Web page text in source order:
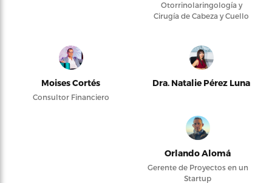
Otorrinolaringología y
Cirugía de Cabeza y Cuello
Moises Cortés
Consultor Financiero
Dra. Natalie Pérez Luna
Orlando Alomá
Gerente de Proyectos en un
Startup